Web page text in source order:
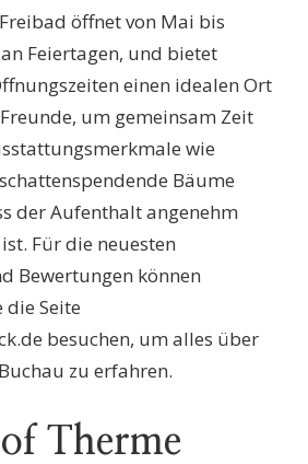
öffnet von Mai bis
Feiertagen, und bietet
einen idealen Ort
um gemeinsam Zeit
wie
Bäume
der Aufenthalt angenehm
Für die neuesten
Bewertungen können
Seite
besuchen, um alles über
zu erfahren.
Therme